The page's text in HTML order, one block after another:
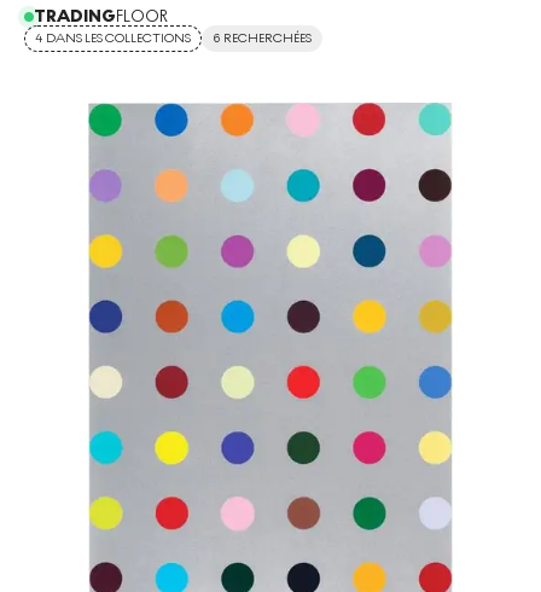
TRADINGFLOOR
4 DANS LES COLLECTIONS 6 RECHERCHÉES